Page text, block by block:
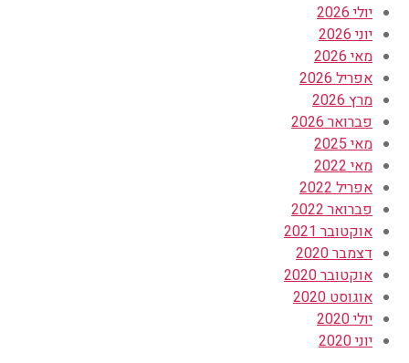
יולי 2026
יוני 2026
מאי 2026
אפריל 2026
מרץ 2026
פברואר 2026
מאי 2025
מאי 2022
אפריל 2022
פברואר 2022
אוקטובר 2021
דצמבר 2020
אוקטובר 2020
אוגוסט 2020
יולי 2020
יוני 2020